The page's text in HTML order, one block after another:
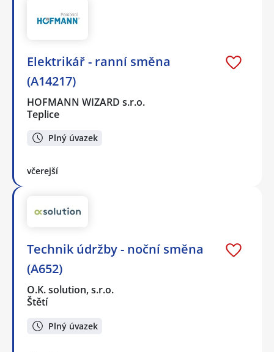
Elektrikář - ranní směna
(A14217)
HOFMANN WIZARD s.r.o.
Teplice
Plný úvazek
včerejší
Technik údržby - noční směna
(A652)
O.K. solution, s.r.o.
Štětí
Plný úvazek